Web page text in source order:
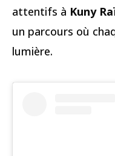
attentifs à Kuny
un parcours où
lumière.